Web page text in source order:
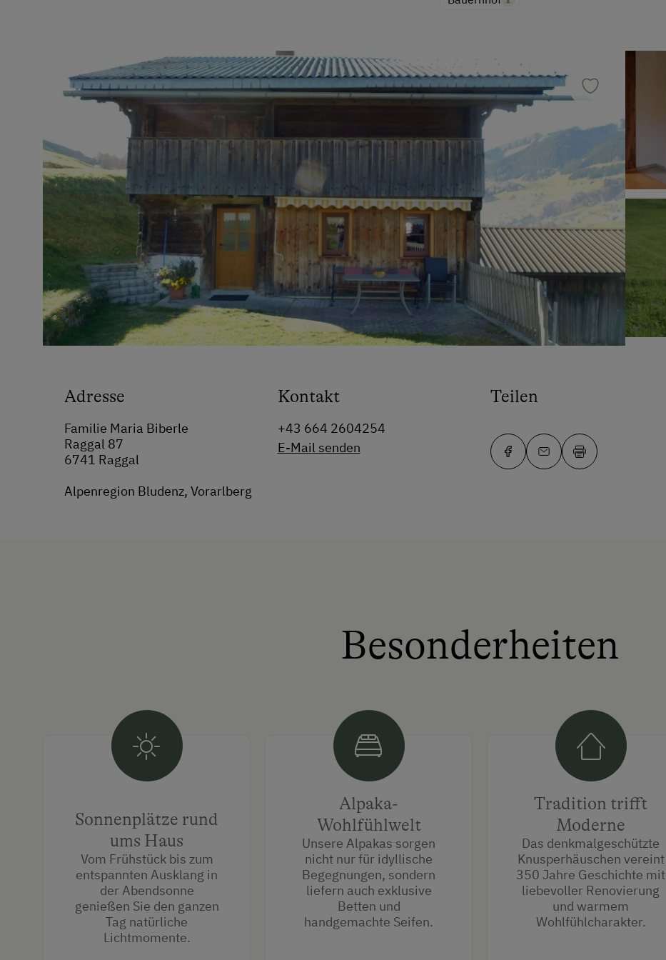
Adresse
Familie Maria Biberle
Raggal 87
6741 Raggal
Alpenregion Bludenz, Vorarlberg
Kontakt
+43 664 2604254
E-Mail senden
Teilen
Besonderheiten
Sonnenplätze rund
ums Haus
Vom Frühstück bis zum
entspannten Ausklang in
der Abendsonne
genießen Sie den ganzen
Tag natürliche
Lichtmomente.
Alpaka-
Wohlfühlwelt
Unsere Alpakas sorgen
nicht nur für idyllische
Begegnungen, sondern
liefern auch exklusive
Betten und
handgemachte Seifen.
Tradition trifft
Moderne
Das denkmalgeschützte
Knusperhäuschen vereint
350 Jahre Geschichte mit
liebevoller Renovierung
und warmem
Wohlfühlcharakter.